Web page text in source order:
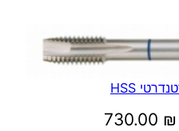
730.00 ₪